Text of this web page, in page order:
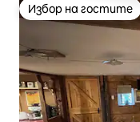
Избор на гостите
Избор на гостите